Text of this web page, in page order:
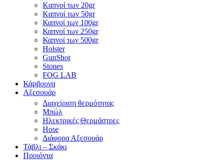
Kαπνοί των 20gr
Kαπνοί των 50gr
Καπνοί των 100gr
Καπνοί των 250gr
Καπνοί των 500gr
Holster
GunShot
Stones
FOG LAB
Κάρβουνα
Αξεσουάρ
Διαχείριση θερμότητας
Μπώλ
Ηλεκτρικές Θερμάστρες
Hose
Διάφορα Αξεσουάρ
Τάβλι – Σκάκι
Προιόντα